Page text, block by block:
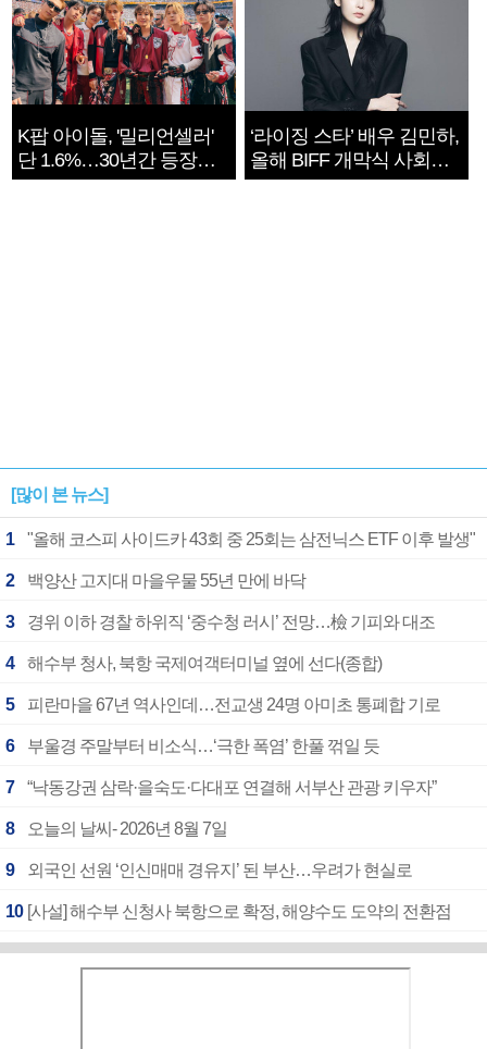
K팝 아이돌, '밀리언셀러'
단 1.6%…30년간 등장
1182개팀 전수조사
‘라이징 스타’ 배우 김민하,
올해 BIFF 개막식 사회자
확정
[많이 본 뉴스]
1 "올해 코스피 사이드카 43회 중 25회는 삼전닉스 ETF 이후 발생"
2 백양산 고지대 마을우물 55년 만에 바닥
3 경위 이하 경찰 하위직 ‘중수청 러시’ 전망…檢 기피와 대조
4 해수부 청사, 북항 국제여객터미널 옆에 선다(종합)
5 피란마을 67년 역사인데…전교생 24명 아미초 통폐합 기로
6 부울경 주말부터 비소식…‘극한 폭염’ 한풀 꺾일 듯
7 “낙동강권 삼락·을숙도·다대포 연결해 서부산 관광 키우자”
8 오늘의 날씨- 2026년 8월 7일
9 외국인 선원 ‘인신매매 경유지’ 된 부산…우려가 현실로
10 [사설] 해수부 신청사 북항으로 확정, 해양수도 도약의 전환점